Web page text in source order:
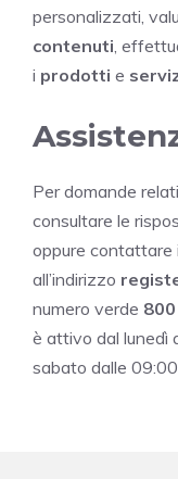
personalizzati,
contenuti,
i prodotti e
Per domande
consultare le
oppure contattare
all’indirizzo
numero verde
è attivo dal lunedì
sabato dalle